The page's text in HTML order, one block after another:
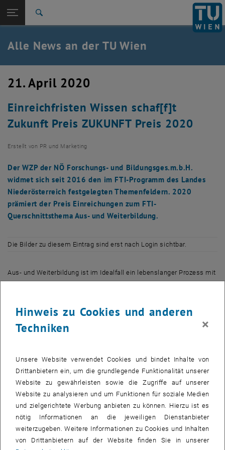
TU Login
Quicklinks
Quicklinks-Menü umschalten
Studium
Karriere
Zurück: Subseiten von TU Wien Startseite auflisten
Zurück zur letzten Ebene:
TU Wien Startseite
Übersicht
Alle News an der TU Wien
21. April 2020
Einreichfristen Wissen schaf[f]t
Zukunft Preis ZUKUNFT Preis 2020
Erstellt von PR und Marketing
Der WZP der NÖ Forschungs- und Bildungsges.m.b.H.​​​​​​​
widmet sich seit 2016 den im FTI-Programm des Landes
Niederösterreich festgelegten Themenfeldern. 2020
prämiert der Preis Einreichungen zum FTI-
Querschnittsthema Aus- und Weiterbildung.
Die Bilder zu diesem Eintrag sind erst nach Login sichtbar.
Aus- und Weiterbildung ist im Idealfall ein lebenslanger Prozess mit
geprägt, die eine große Verantwortung mit sich bringt. Das
Talente und Kompetenzen sollen auf allen Bildungsstufen und
Die Erleichterung von Bildungsübergängen ist dabei ein wichtiger
Aspekt. Wesentlich ist dabei auch, dass Bildungs- und
Vermittlungskonzepte den gesellschaftlichen
Veränderungsprozessen entsprechend permanent adaptiert und
angepasst werden.
Einreichungen zum thematischen Schwerpunkt Aus- und
Weiterbildung sind aus allen Wissenschaftsdisziplinen und
Themenfeldern des niederösterreichischen FTI-Programms
Hinweis zu Cookies und anderen
Techniken
×
Unsere Website verwendet Cookies und bindet Inhalte von
Drittanbietern ein, um die grundlegende Funktionalität unserer
Website zu gewährleisten sowie die Zugriffe auf unserer
Website zu analysieren und um Funktionen für soziale Medien
und zielgerichtete Werbung anbieten zu können. Hierzu ist es
nötig Informationen an die jeweiligen Dienstanbieter
weiterzugeben. Weitere Informationen zu Cookies und Inhalten
von Drittanbietern auf der Website finden Sie in unserer